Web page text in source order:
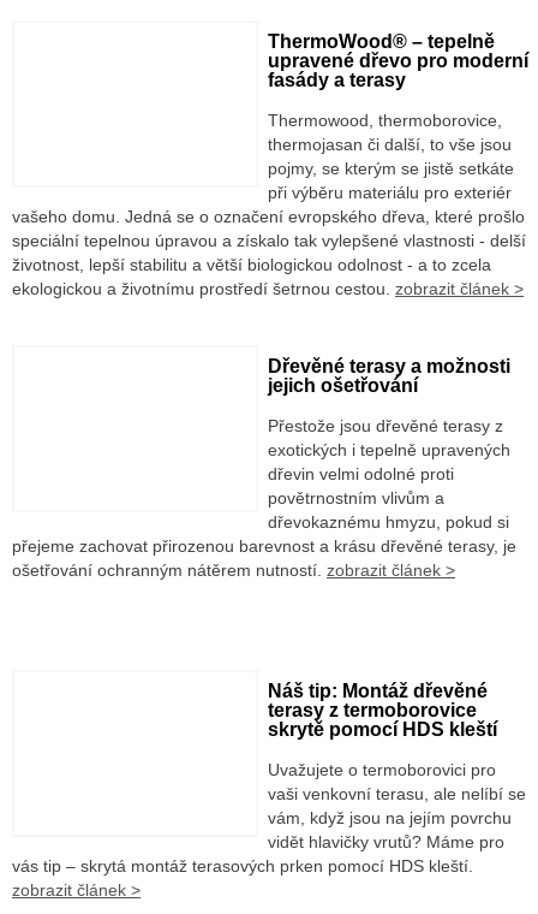
ThermoWood® – tepelně
upravené dřevo pro moderní
fasády a terasy
Thermowood, thermoborovice,
thermojasan či další, to vše jsou
pojmy, se kterým se jistě setkáte
při výběru materiálu pro exteriér
vašeho domu. Jedná se o označení evropského dřeva, které prošlo
speciální tepelnou úpravou a získalo tak vylepšené vlastnosti - delší
životnost, lepší stabilitu a větší biologickou odolnost - a to zcela
ekologickou a životnímu prostředí šetrnou cestou. zobrazit článek >
Dřevěné terasy a možnosti
jejich ošetřování
Přestože jsou dřevěné terasy z
exotických i tepelně upravených
dřevin velmi odolné proti
povětrnostním vlivům a
dřevokaznému hmyzu, pokud si
přejeme zachovat přirozenou barevnost a krásu dřevěné terasy, je
ošetřování ochranným nátěrem nutností. zobrazit článek >
Náš tip: Montáž dřevěné
terasy z termoborovice
skrytě pomocí HDS kleští
Uvažujete o termoborovici pro
vaši venkovní terasu, ale nelíbí se
vám, když jsou na jejím povrchu
vidět hlavičky vrutů? Máme pro
vás tip – skrytá montáž terasových prken pomocí HDS kleští.
zobrazit článek >